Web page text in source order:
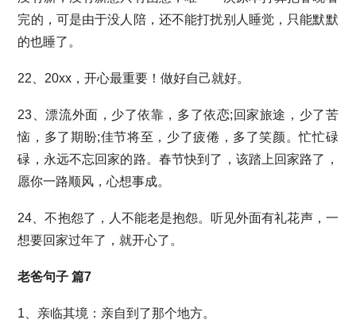
完的，可是由于没人陪，还不能打扰别人睡觉，只能默默
的也睡了。
22、20xx，开心最重要！做好自己就好。
23、漂流外面，少了依靠，多了依恋;回家旅途，少了苦
恼，多了期盼;佳节将至，少了疲倦，多了笑颜。忙忙碌
碌，永远不忘回家的路。春节快到了，该踏上回家路了，
愿你一路顺风，心想事成。
24、不抱怨了，人不能老是抱怨。听见外面有礼花声，一
想要回家过年了，就开心了。
老爸句子 篇7
1、亲临其境：亲自到了那个地方。